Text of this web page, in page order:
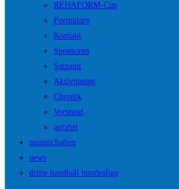
REHAFORM-Cup
Formulare
Kontakt
Sponsoren
Satzung
Aktivitaeten
Chronik
Vorstand
anfahrt
mannschaften
news
dritte handball bundesliga